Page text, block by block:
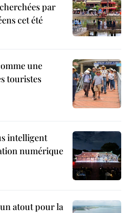
par
cet été
une
touristes
intelligent
numérique
atout pour la